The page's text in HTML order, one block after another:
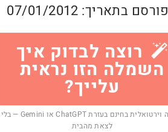
פורסם בתאריך: 07/01/2012
רוצה לבדוק איך
השמלה הזו נראית
עלייך?
מדידה וירטואלית בחינם בעזרת ChatGPT או Gemini — בלי
לצאת מהבית